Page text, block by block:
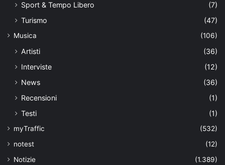
Sport & Tempo Libero
(7)
Turismo
(47)
Musica (106)
Artisti
(36)
Interviste
(12)
News
(36)
Recensioni
(1)
Testi
(1)
myTraffic
(532)
notest
(12)
Notizie
(1.389)